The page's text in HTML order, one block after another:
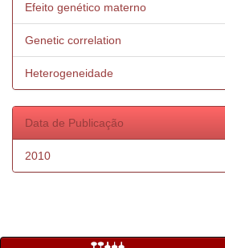
Efeito genético materno
Genetic correlation
Heterogeneidade
Data de Publicação
2010